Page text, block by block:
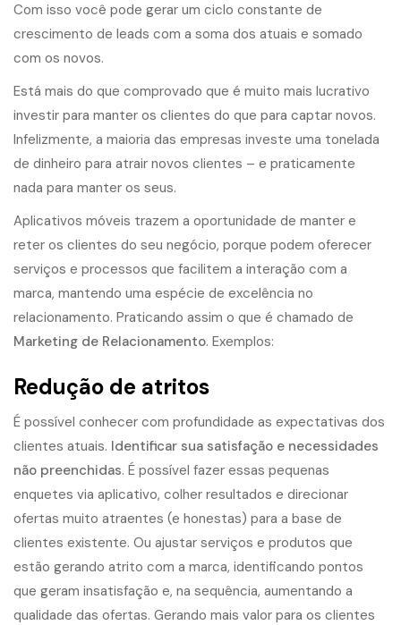
Com isso você pode gerar um ciclo constante de
crescimento de leads com a soma dos atuais e somado
com os novos.
Está mais do que comprovado que é muito mais lucrativo
investir para manter os clientes do que para captar novos.
Infelizmente, a maioria das empresas investe uma tonelada
de dinheiro para atrair novos clientes – e praticamente
nada para manter os seus.
Aplicativos móveis trazem a oportunidade de manter e
reter os clientes do seu negócio, porque podem oferecer
serviços e processos que facilitem a interação com a
marca, mantendo uma espécie de excelência no
relacionamento. Praticando assim o que é chamado de
Marketing de Relacionamento. Exemplos:
Redução de atritos
É possível conhecer com profundidade as expectativas dos
clientes atuais. Identificar sua satisfação e necessidades
não preenchidas. É possível fazer essas pequenas
enquetes via aplicativo, colher resultados e direcionar
ofertas muito atraentes (e honestas) para a base de
clientes existente. Ou ajustar serviços e produtos que
estão gerando atrito com a marca, identificando pontos
que geram insatisfação e, na sequência, aumentando a
qualidade das ofertas. Gerando mais valor para os clientes